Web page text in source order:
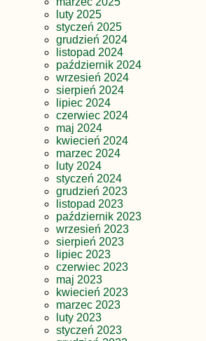
luty 2025
styczeń 2025
grudzień 2024
listopad 2024
październik 2024
wrzesień 2024
sierpień 2024
lipiec 2024
czerwiec 2024
maj 2024
kwiecień 2024
marzec 2024
luty 2024
styczeń 2024
grudzień 2023
listopad 2023
październik 2023
wrzesień 2023
sierpień 2023
lipiec 2023
czerwiec 2023
maj 2023
kwiecień 2023
marzec 2023
luty 2023
styczeń 2023